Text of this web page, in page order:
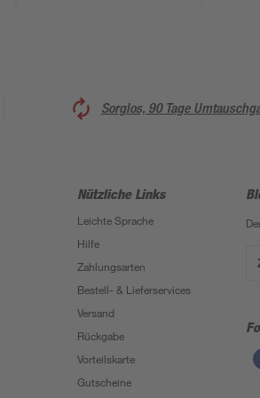
Sorglos, 90 Tage
Nützliche Links
Leichte Sprache
Hilfe
Zahlungsarten
Bestell- & Lieferservices
Versand
Rückgabe
Vorteilskarte
Gutscheine